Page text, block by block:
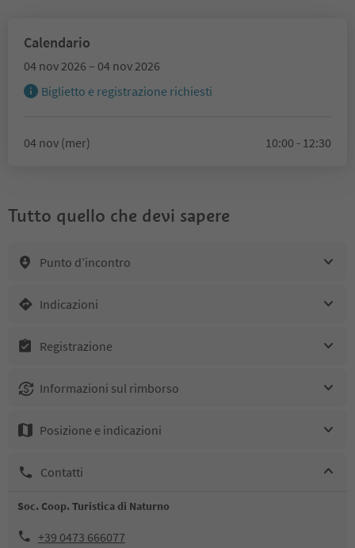
Calendario
04 nov 2026 – 04 nov 2026
Biglietto e registrazione richiesti
04 nov (mer) 10:00 - 12:30
Tutto quello che devi sapere
Punto d’incontro
Indicazioni
Registrazione
Informazioni sul rimborso
Posizione e indicazioni
Contatti
Soc. Coop. Turistica di Naturno
+39 0473 666077